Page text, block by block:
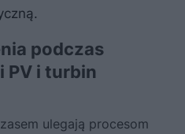
podczas
PV i turbin
ulegają procesom